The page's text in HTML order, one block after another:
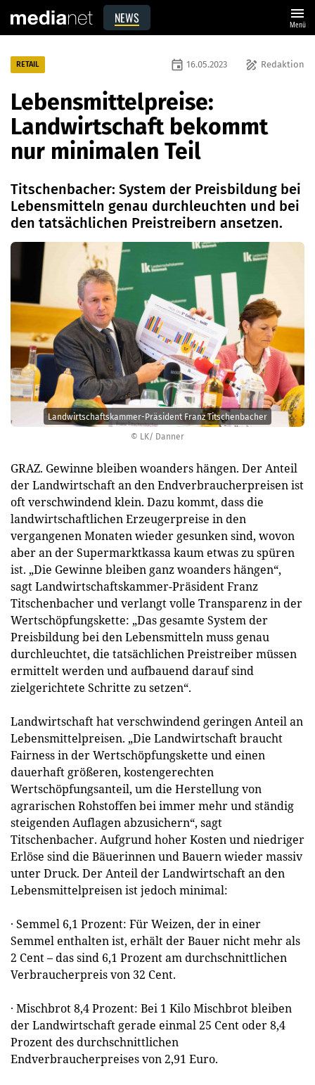
NEWS menu
Menü
© LK/ Danner
Landwirtschaftskammer-Präsident Franz Titschenbacher
RETAIL draw Redaktion
event 16.05.2023
Lebensmittelpreise:
Landwirtschaft bekommt
nur minimalen Teil
Titschenbacher: System der Preisbildung bei
Lebensmitteln genau durchleuchten und bei
den tatsächlichen Preistreibern ansetzen.
GRAZ. Gewinne bleiben woanders hängen. Der Anteil
der Landwirtschaft an den Endverbraucherpreisen ist
oft verschwindend klein. Dazu kommt, dass die
landwirtschaftlichen Erzeugerpreise in den
vergangenen Monaten wieder gesunken sind, wovon
aber an der Supermarktkassa kaum etwas zu spüren
ist. „Die Gewinne bleiben ganz woanders hängen“,
sagt Landwirtschaftskammer-Präsident Franz
Titschenbacher und verlangt volle Transparenz in der
Wertschöpfungskette: „Das gesamte System der
Preisbildung bei den Lebensmitteln muss genau
durchleuchtet, die tatsächlichen Preistreiber müssen
ermittelt werden und aufbauend darauf sind
zielgerichtete Schritte zu setzen“.
Landwirtschaft hat verschwindend geringen Anteil an
Lebensmittelpreisen. „Die Landwirtschaft braucht
Fairness in der Wertschöpfungskette und einen
dauerhaft größeren, kostengerechten
Wertschöpfungsanteil, um die Herstellung von
agrarischen Rohstoffen bei immer mehr und ständig
steigenden Auflagen abzusichern“, sagt
Titschenbacher. Aufgrund hoher Kosten und niedriger
Erlöse sind die Bäuerinnen und Bauern wieder massiv
unter Druck. Der Anteil der Landwirtschaft an den
Lebensmittelpreisen ist jedoch minimal:
· Semmel 6,1 Prozent: Für Weizen, der in einer
Semmel enthalten ist, erhält der Bauer nicht mehr als
2 Cent – das sind 6,1 Prozent am durchschnittlichen
Verbraucherpreis von 32 Cent.
· Mischbrot 8,4 Prozent: Bei 1 Kilo Mischbrot bleiben
der Landwirtschaft gerade einmal 25 Cent oder 8,4
Prozent des durchschnittlichen
Endverbraucherpreises von 2,91 Euro.